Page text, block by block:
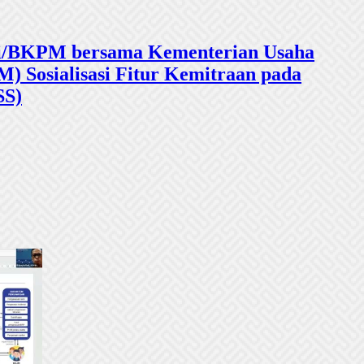
bersama Kementerian Usaha
Sosialisasi Fitur Kemitraan pada